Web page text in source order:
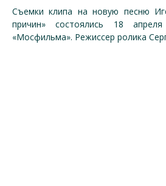
Съемки клипа на новую песню
причин» состоялись 18
«Мосфильма». Режиссер ролика